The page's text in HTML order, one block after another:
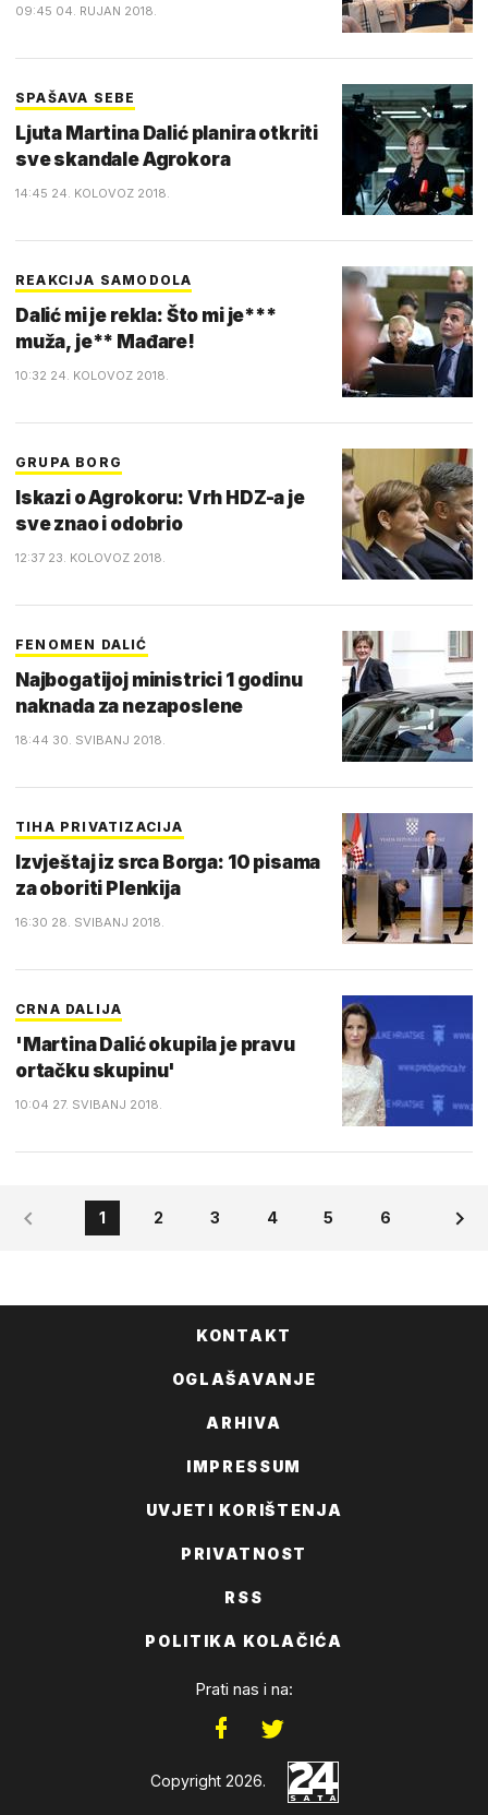
09:45 04. RUJAN 2018.
SPAŠAVA SEBE
Ljuta Martina Dalić planira otkriti
sve skandale Agrokora
14:45 24. KOLOVOZ 2018.
REAKCIJA SAMODOLA
Dalić mi je rekla: Što mi je***
muža, je** Mađare!
10:32 24. KOLOVOZ 2018.
GRUPA BORG
Iskazi o Agrokoru: Vrh HDZ-a je
sve znao i odobrio
12:37 23. KOLOVOZ 2018.
FENOMEN DALIĆ
Najbogatijoj ministrici 1 godinu
naknada za nezaposlene
18:44 30. SVIBANJ 2018.
TIHA PRIVATIZACIJA
Izvještaj iz srca Borga: 10 pisama
za oboriti Plenkija
16:30 28. SVIBANJ 2018.
CRNA DALIJA
'Martina Dalić okupila je pravu
ortačku skupinu'
10:04 27. SVIBANJ 2018.
1 2 3 4 5 6
KONTAKT
OGLAŠAVANJE
ARHIVA
IMPRESSUM
UVJETI KORIŠTENJA
PRIVATNOST
RSS
POLITIKA KOLAČIĆA
Prati nas i na:
Copyright 2026.